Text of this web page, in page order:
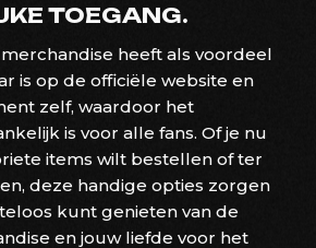
TOEGANG.
heeft als voordeel
is op de officiële website en
zelf, waardoor het
is voor alle fans. Of je nu
items wilt bestellen of ter
deze handige opties zorgen
kunt genieten van de
en jouw liefde voor het